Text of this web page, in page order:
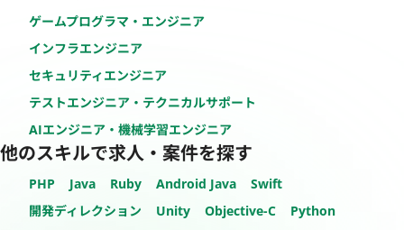
ゲームプログラマ・エンジニア
インフラエンジニア
セキュリティエンジニア
テストエンジニア・テクニカルサポート
AIエンジニア・機械学習エンジニア
他のスキルで求人・案件を探す
PHP Java Ruby Android Java
Swift
開発ディレクション
Unity Objective-C Python